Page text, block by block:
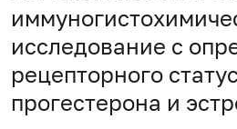
исследование с
рецепторного
прогестерона и